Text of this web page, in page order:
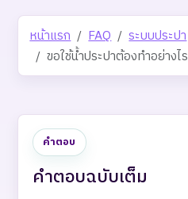
หน้าแรก FAQ
ระบบประปา
ขอใช้น้ำประปาต้องทำอย่างไร
คำตอบ
คำตอบฉบับเต็ม